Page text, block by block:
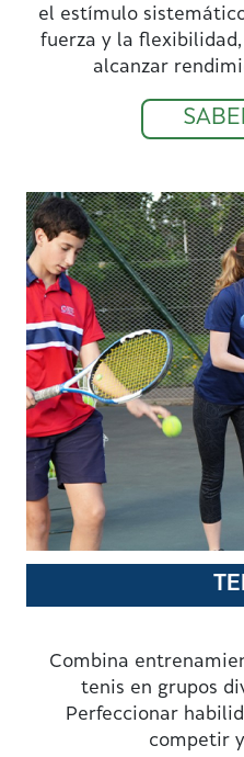
el estímulo
fuerza y la
alcanzar
Combina
tenis en grupos
Perfeccionar
competir